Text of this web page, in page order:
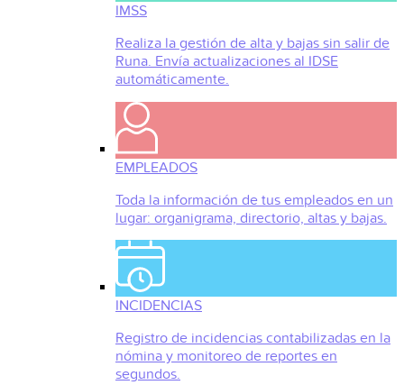
IMSS
Realiza la gestión de alta y bajas sin salir de
Runa. Envía actualizaciones al IDSE
automáticamente.
EMPLEADOS
Toda la información de tus empleados en un
lugar: organigrama, directorio, altas y bajas.
INCIDENCIAS
Registro de incidencias contabilizadas en la
nómina y monitoreo de reportes en
segundos.